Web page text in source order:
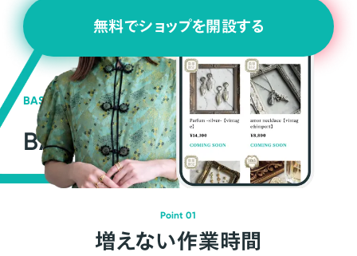
無料でショップを開設する
BASEの強み
BASEが強い3つの理由
Point 01
増えない作業時間